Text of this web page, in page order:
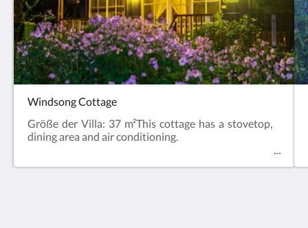
Windsong Cottage
Größe der Villa: 37 m²This cottage has a stovetop,
dining area and air conditioning.